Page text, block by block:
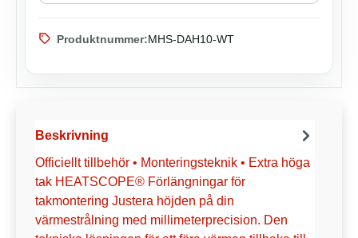
Produktnummer:MHS-DAH10-WT
Beskrivning
Officiellt tillbehör • Monteringsteknik • Extra höga
tak HEATSCOPE® Förlängningar för
takmontering Justera höjden på din
värmestrålning med millimeterprecision. Den